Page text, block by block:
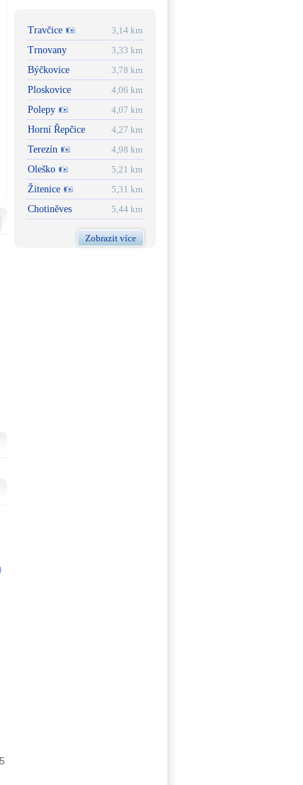
Travčice
3,14 km
Trnovany
3,33 km
Býčkovice
3,78 km
Ploskovice
4,06 km
Polepy
4,07 km
Horní Řepčice
4,27 km
Terezín
4,98 km
Oleško
5,21 km
Žitenice
5,31 km
Chotiněves
5,44 km
Zobrazit více